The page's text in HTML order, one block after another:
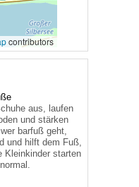
contributors
aus, laufen
und stärken
barfuß geht,
und hilft dem Fuß,
Kleinkinder starten